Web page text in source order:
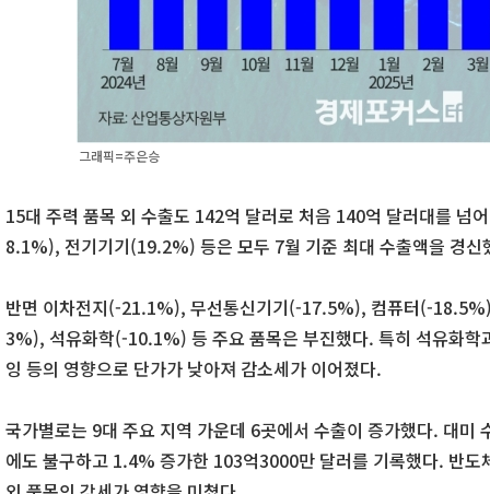
그래픽=주은승
15대 주력 품목 외 수출도 142억 달러로 처음 140억 달러대를
8.1%), 전기기기(19.2%) 등은 모두 7월 기준 최대 수출액을 경신
반면 이차전지(-21.1%), 무선통신기기(-17.5%), 컴퓨터(-
3%), 석유화학(-10.1%) 등 주요 품목은 부진했다. 특히 석유화학
잉 등의 영향으로 단가가 낮아져 감소세가 이어졌다.
국가별로는 9대 주요 지역 가운데 6곳에서 수출이 증가했다. 대미
에도 불구하고 1.4% 증가한 103억3000만 달러를 기록했다. 반